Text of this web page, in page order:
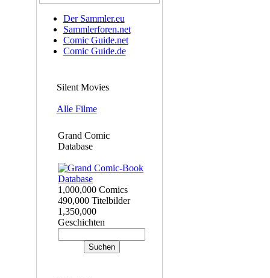
Der Sammler.eu
Sammlerforen.net
Comic Guide.net
Comic Guide.de
Silent Movies
Alle Filme
Grand Comic
Database
1,000,000 Comics
490,000 Titelbilder
1,350,000
Geschichten